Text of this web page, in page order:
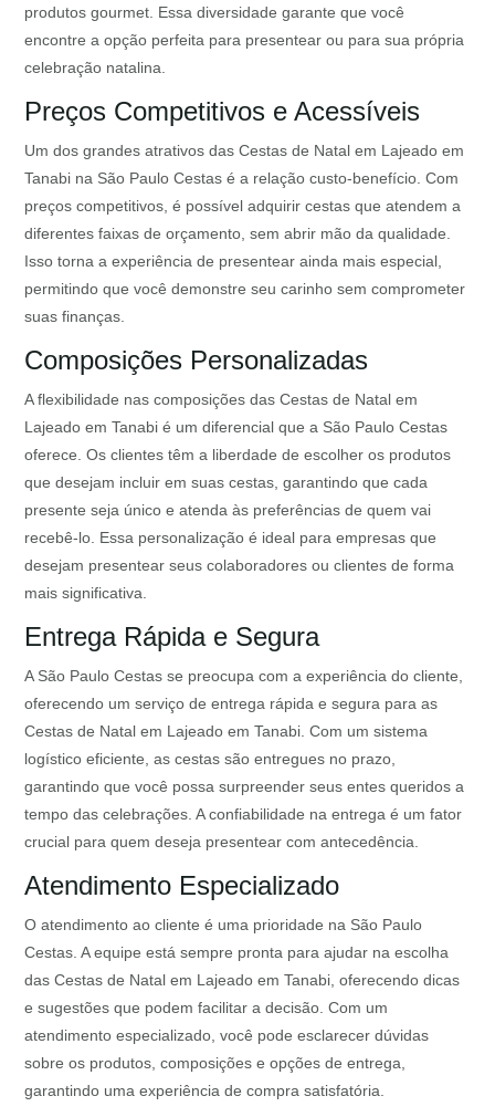
produtos gourmet. Essa diversidade garante que você
encontre a opção perfeita para presentear ou para sua própria
celebração natalina.
Preços Competitivos e Acessíveis
Um dos grandes atrativos das Cestas de Natal em Lajeado em
Tanabi na São Paulo Cestas é a relação custo-benefício. Com
preços competitivos, é possível adquirir cestas que atendem a
diferentes faixas de orçamento, sem abrir mão da qualidade.
Isso torna a experiência de presentear ainda mais especial,
permitindo que você demonstre seu carinho sem comprometer
suas finanças.
Composições Personalizadas
A flexibilidade nas composições das Cestas de Natal em
Lajeado em Tanabi é um diferencial que a São Paulo Cestas
oferece. Os clientes têm a liberdade de escolher os produtos
que desejam incluir em suas cestas, garantindo que cada
presente seja único e atenda às preferências de quem vai
recebê-lo. Essa personalização é ideal para empresas que
desejam presentear seus colaboradores ou clientes de forma
mais significativa.
Entrega Rápida e Segura
A São Paulo Cestas se preocupa com a experiência do cliente,
oferecendo um serviço de entrega rápida e segura para as
Cestas de Natal em Lajeado em Tanabi. Com um sistema
logístico eficiente, as cestas são entregues no prazo,
garantindo que você possa surpreender seus entes queridos a
tempo das celebrações. A confiabilidade na entrega é um fator
crucial para quem deseja presentear com antecedência.
Atendimento Especializado
O atendimento ao cliente é uma prioridade na São Paulo
Cestas. A equipe está sempre pronta para ajudar na escolha
das Cestas de Natal em Lajeado em Tanabi, oferecendo dicas
e sugestões que podem facilitar a decisão. Com um
atendimento especializado, você pode esclarecer dúvidas
sobre os produtos, composições e opções de entrega,
garantindo uma experiência de compra satisfatória.